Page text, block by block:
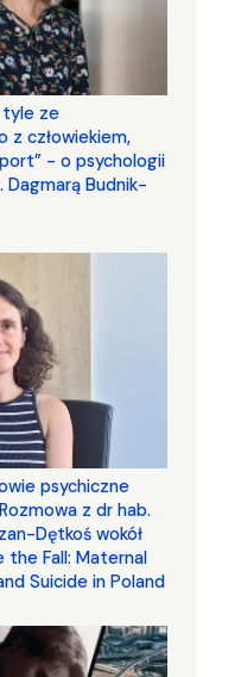
tyle ze
z człowiekiem,
- o psychologii
Budnik-
psychiczne
z dr hab.
Dętkoś wokół
Fall: Maternal
Suicide in Poland